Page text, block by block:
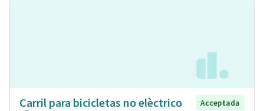
Carril para bicicletas no elèctrico
Acceptada